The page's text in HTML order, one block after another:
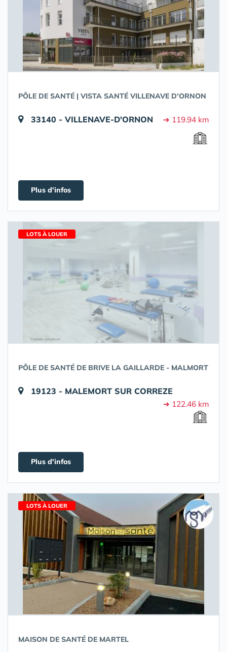
PÔLE DE SANTÉ | VISTA SANTÉ VILLENAVE D'ORNON
33140 - VILLENAVE-D'ORNON ➔ 119.94 km
Plus d'infos
LOTS À LOUER
PÔLE DE SANTÉ DE BRIVE LA GAILLARDE - MALMORT
19123 - MALEMORT SUR CORREZE
➔ 122.46 km
Plus d'infos
LOTS À LOUER
MAISON DE SANTÉ DE MARTEL